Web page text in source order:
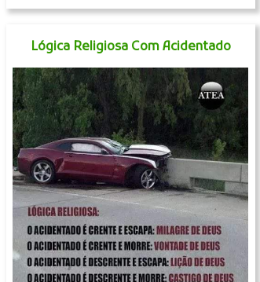
Lógica Religiosa Com Acidentado